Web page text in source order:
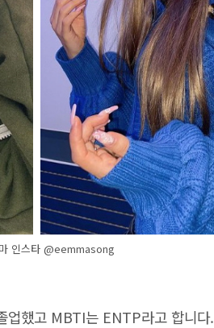
인스타 @eemmasong
업했고 MBTI는 ENTP라고 합니다.